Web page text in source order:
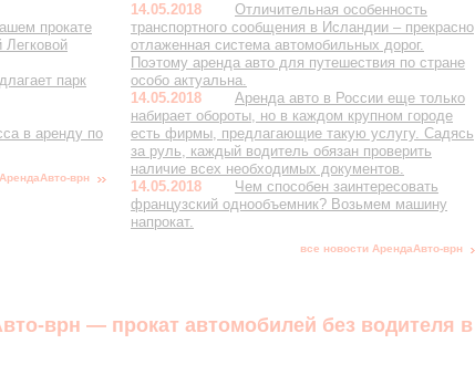
прокате
Легковой
парк
в аренду по
врн
14.05.2018
Отличительная особенность
транспортного сообщения в Исландии – прекрасно
отлаженная система автомобильных дорог.
Поэтому аренда авто для путешествия по стране
особо актуальна.
14.05.2018
Аренда авто в России еще только
набирает обороты, но в каждом крупном городе
есть фирмы, предлагающие такую услугу. Садясь
за руль, каждый водитель обязан проверить
наличие всех необходимых документов.
14.05.2018
Чем способен заинтересовать
французский однообъемник? Возьмем машину
напрокат.
все новости АрендаАвто-врн
врн — прокат автомобилей без водителя в